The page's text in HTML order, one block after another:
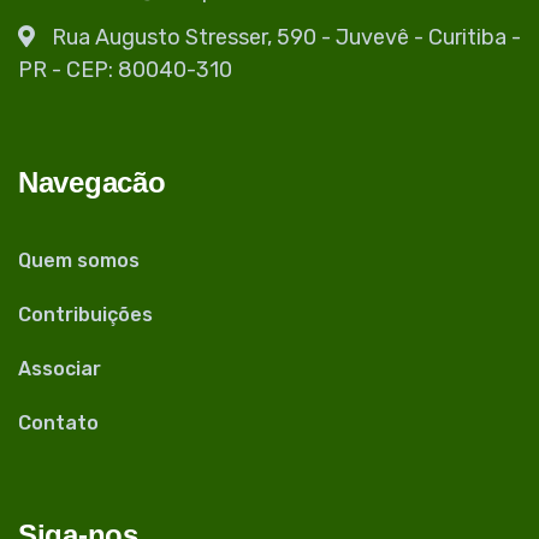
Rua Augusto Stresser, 590 - Juvevê - Curitiba -
PR - CEP: 80040-310
Navegacão
Quem somos
Contribuições
Associar
Contato